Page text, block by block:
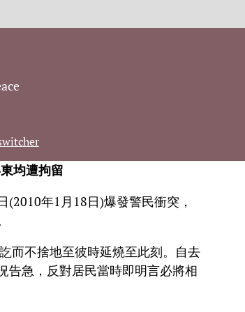
均遭拘留
年1月18日)爆發警民衝突，
而不捨地至彼時延燒至此刻。自去
告急，反對居民當時即明言必將相